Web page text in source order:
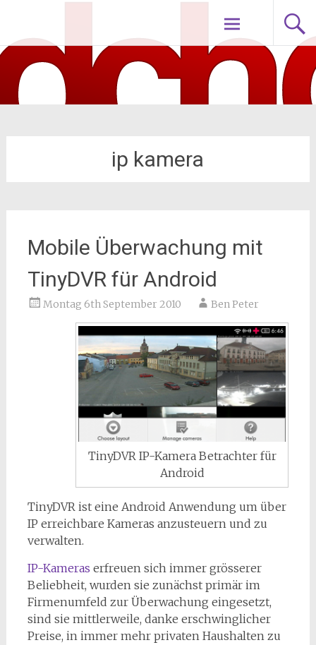
springen
ip kamera
Mobile Überwachung mit
TinyDVR für Android
Montag 6th September 2010 Ben Peter
TinyDVR IP-Kamera Betrachter für
Android
TinyDVR ist eine Android Anwendung um über
IP erreichbare Kameras anzusteuern und zu
verwalten.
IP-Kameras erfreuen sich immer grösserer
Beliebheit, wurden sie zunächst primär im
Firmenumfeld zur Überwachung eingesetzt,
sind sie mittlerweile, danke erschwinglicher
Preise, in immer mehr privaten Haushalten zu